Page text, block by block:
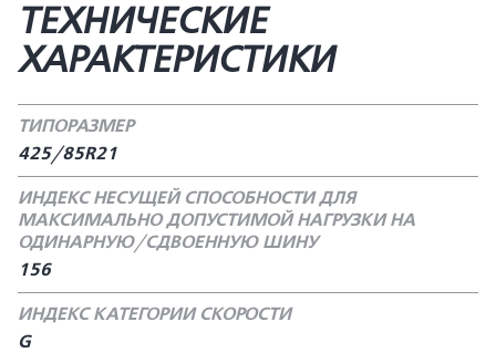
ТЕХНИЧЕСКИЕ
ХАРАКТЕРИСТИКИ
ТИПОРАЗМЕР
425/85R21
ИНДЕКС НЕСУЩЕЙ СПОСОБНОСТИ ДЛЯ
МАКСИМАЛЬНО ДОПУСТИМОЙ НАГРУЗКИ НА
ОДИНАРНУЮ/СДВОЕННУЮ ШИНУ
156
ИНДЕКС КАТЕГОРИИ СКОРОСТИ
G